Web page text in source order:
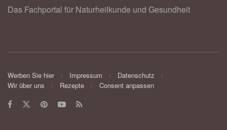
Das Fachportal für Naturheilkunde und Gesundheit
Werben Sie hier Impressum
Datenschutz
Wir über uns
Rezepte Consent anpassen